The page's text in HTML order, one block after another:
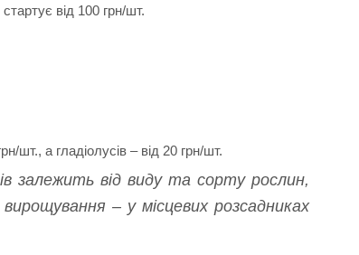
від 100 грн/шт.
шт., а гладіолусів – від 20 грн/шт.
залежить від виду та сорту рослин,
– у місцевих розсадниках